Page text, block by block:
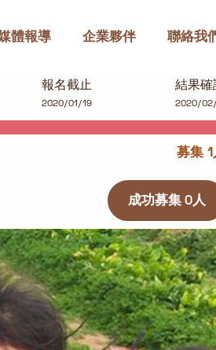
體報導 企業夥伴 聯絡我
報名截止
2020/01/19
結果確
2020/
募集 1
成功募集 0人